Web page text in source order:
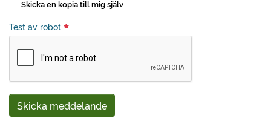
Skicka en kopia till mig själv
Test av robot
Skicka meddelande